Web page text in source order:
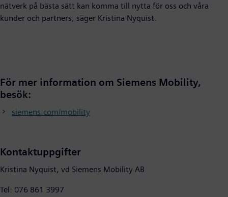
nätverk på bästa sätt kan komma till nytta för oss och våra
kunder och partners, säger Kristina Nyquist.
För mer information om Siemens Mobility,
besök:
siemens.com/mobility
Kontaktuppgifter
Kristina Nyquist, vd Siemens Mobility AB
Tel: 076 861 3997